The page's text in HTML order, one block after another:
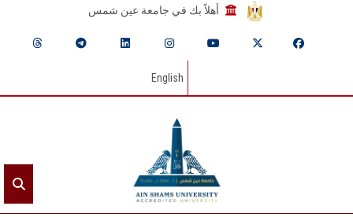
أهلاً بك في جامعة عين شمس
English